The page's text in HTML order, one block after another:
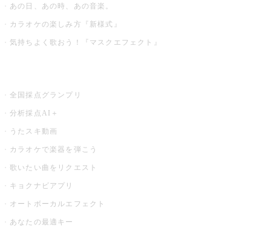
あの日、あの時、あの音楽。
カラオケの楽しみ方『新様式』
気持ちよく歌おう！『マスクエフェクト』
全国採点グランプリ
分析採点AI＋
うたスキ動画
カラオケで楽器を弾こう
歌いたい曲をリクエスト
キョクナビアプリ
オートボーカルエフェクト
あなたの最適キー